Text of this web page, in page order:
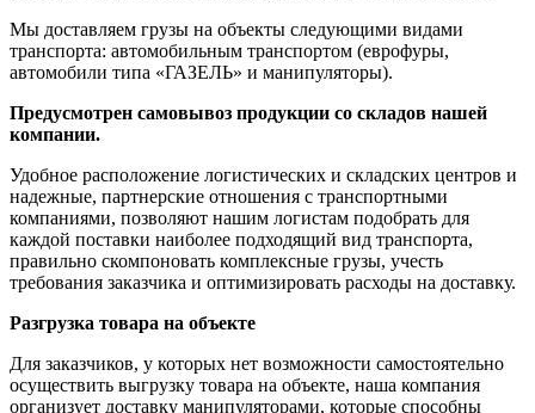
Мы доставляем грузы на объекты следующими видами
транспорта: автомобильным транспортом (еврофуры,
автомобили типа «ГАЗЕЛЬ» и манипуляторы).
Предусмотрен самовывоз продукции со складов нашей
компании.
Удобное расположение логистических и складских центров и
надежные, партнерские отношения с транспортными
компаниями, позволяют нашим логистам подобрать для
каждой поставки наиболее подходящий вид транспорта,
правильно скомпоновать комплексные грузы, учесть
требования заказчика и оптимизировать расходы на доставку.
Разгрузка товара на объекте
Для заказчиков, у которых нет возможности самостоятельно
осуществить выгрузку товара на объекте, наша компания
организует доставку манипуляторами, которые способны